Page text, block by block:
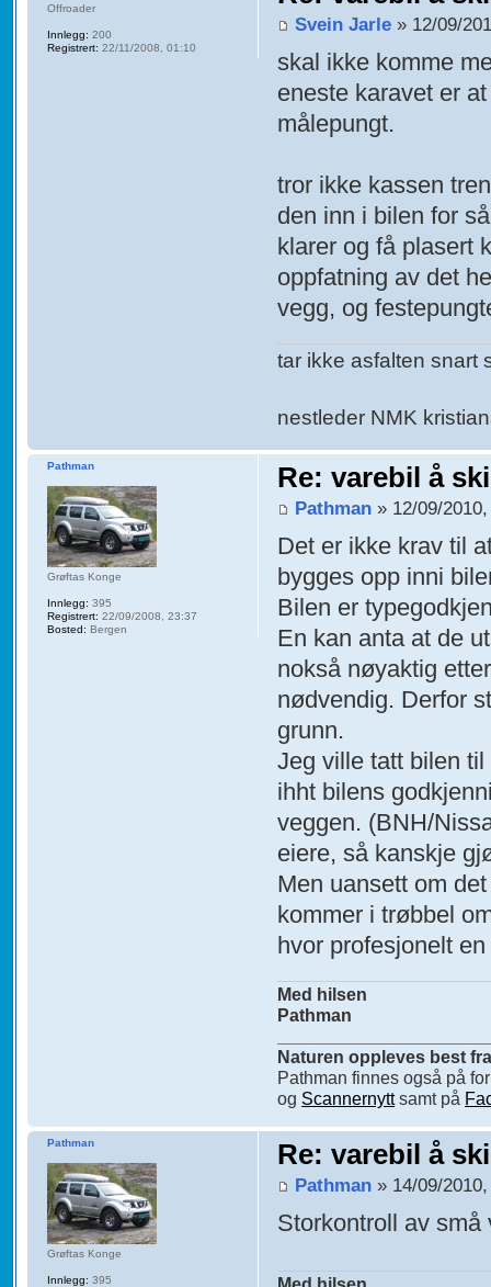
Svein Jarle » 12/09/
skal ikke komme
eneste karavet er
målepungt.
tror ikke kassen
den inn i bilen for
klarer og få plasert
oppfatning av det
vegg, og
tar ikke asfalten snart
nestleder NMK
Offroader
Innlegg: 200
Registrert: 22/11/2008, 01:10
Re: varebil å
Pathman » 12/09/
Det er ikke krav til
bygges opp inni
Bilen er
En kan anta at de
nokså nøyaktig
nødvendig. Derfor
grunn.
Jeg ville tatt bilen
ihht bilens
veggen. (BNH/
eiere, så kanskje
Men uansett om
kommer i trøbbel
hvor profesjonelt
Med hilsen
Pathman
Naturen oppleves best
Pathman finnes også på
og Scannernyttsamt på
Pathman
Grøftas Konge
Innlegg: 395
Registrert: 22/09/2008, 23:37
Bosted: Bergen
Re: varebil å
Pathman » 14/09/
Storkontroll av
Pathman
Grøftas Konge
Innlegg: 395